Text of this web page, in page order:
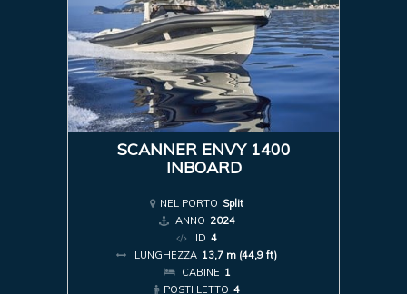
SCANNER ENVY 1400
INBOARD
NEL PORTO Split
ANNO 2024
ID 4
LUNGHEZZA 13,7 m (44,9 ft)
CABINE 1
POSTI LETTO 4